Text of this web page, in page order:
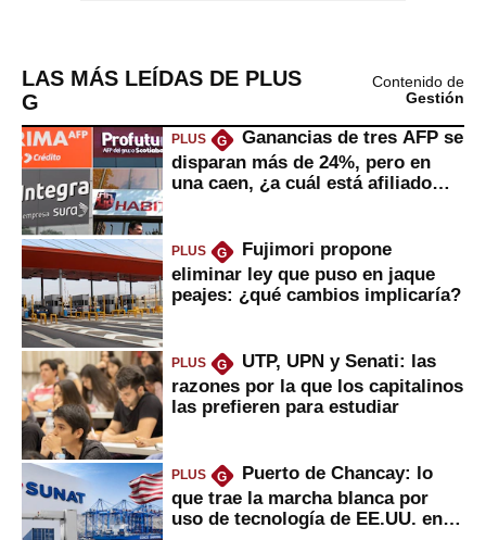
LAS MÁS LEÍDAS DE PLUS
G
Contenido de
Gestión
PLUS G
Ganancias de tres AFP se
disparan más de 24%, pero en
una caen, ¿a cuál está afiliado
PLUS G
Fujimori propone
eliminar ley que puso en jaque
peajes: ¿qué cambios implicaría?
PLUS G
UTP, UPN y Senati: las
razones por la que los capitalinos
las prefieren para estudiar
PLUS G
Puerto de Chancay: lo
que trae la marcha blanca por
uso de tecnología de EE.UU. en